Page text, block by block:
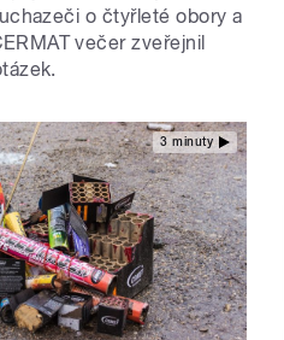
o čtyřleté obory a
večer zveřejnil
3 minuty